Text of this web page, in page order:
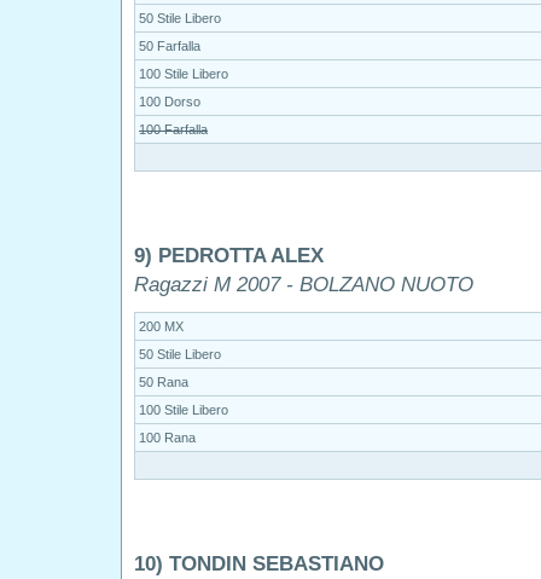
50 Stile Libero
50 Farfalla
100 Stile Libero
100 Dorso
100 Farfalla
9) PEDROTTA ALEX
Ragazzi M 2007 - BOLZANO NUOTO
200 MX
50 Stile Libero
50 Rana
100 Stile Libero
100 Rana
10) TONDIN SEBASTIANO